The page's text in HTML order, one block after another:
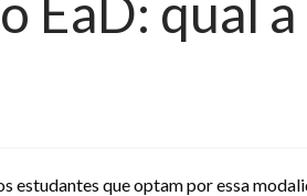
EaD: qual
estudantes que optam por essa